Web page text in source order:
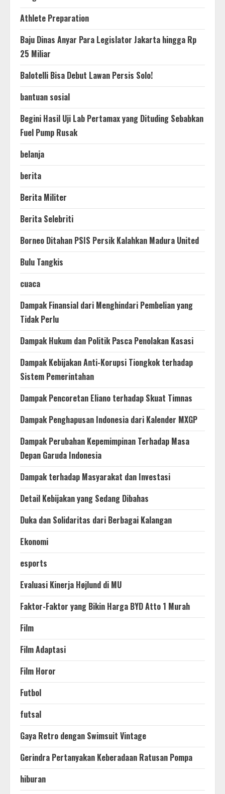
Athlete Preparation
Baju Dinas Anyar Para Legislator Jakarta hingga Rp
25 Miliar
Balotelli Bisa Debut Lawan Persis Solo!
bantuan sosial
Begini Hasil Uji Lab Pertamax yang Dituding Sebabkan
Fuel Pump Rusak
belanja
berita
Berita Militer
Berita Selebriti
Borneo Ditahan PSIS Persik Kalahkan Madura United
Bulu Tangkis
cuaca
Dampak Finansial dari Menghindari Pembelian yang
Tidak Perlu
Dampak Hukum dan Politik Pasca Penolakan Kasasi
Dampak Kebijakan Anti-Korupsi Tiongkok terhadap
Sistem Pemerintahan
Dampak Pencoretan Eliano terhadap Skuat Timnas
Dampak Penghapusan Indonesia dari Kalender MXGP
Dampak Perubahan Kepemimpinan Terhadap Masa
Depan Garuda Indonesia
Dampak terhadap Masyarakat dan Investasi
Detail Kebijakan yang Sedang Dibahas
Duka dan Solidaritas dari Berbagai Kalangan
Ekonomi
esports
Evaluasi Kinerja Højlund di MU
Faktor-Faktor yang Bikin Harga BYD Atto 1 Murah
Film
Film Adaptasi
Film Horor
Futbol
futsal
Gaya Retro dengan Swimsuit Vintage
Gerindra Pertanyakan Keberadaan Ratusan Pompa
hiburan